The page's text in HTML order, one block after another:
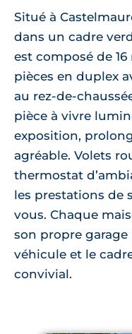
Situé à
dans un cadre
est composé de
pièces en duplex
au rez-de-
pièce à vivre
exposition,
agréable. Volets
thermostat
les prestations de
vous. Chaque
son propre
véhicule et le
convivial.